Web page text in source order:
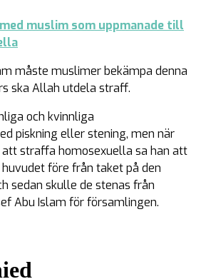
muslim som uppmanade till
måste muslimer bekämpa denna
ska Allah utdela straff.
och kvinnliga
piskning eller stening, men när
straffa homosexuella sa han att
före från taket på den
sedan skulle de stenas från
Abu Islam för församlingen.